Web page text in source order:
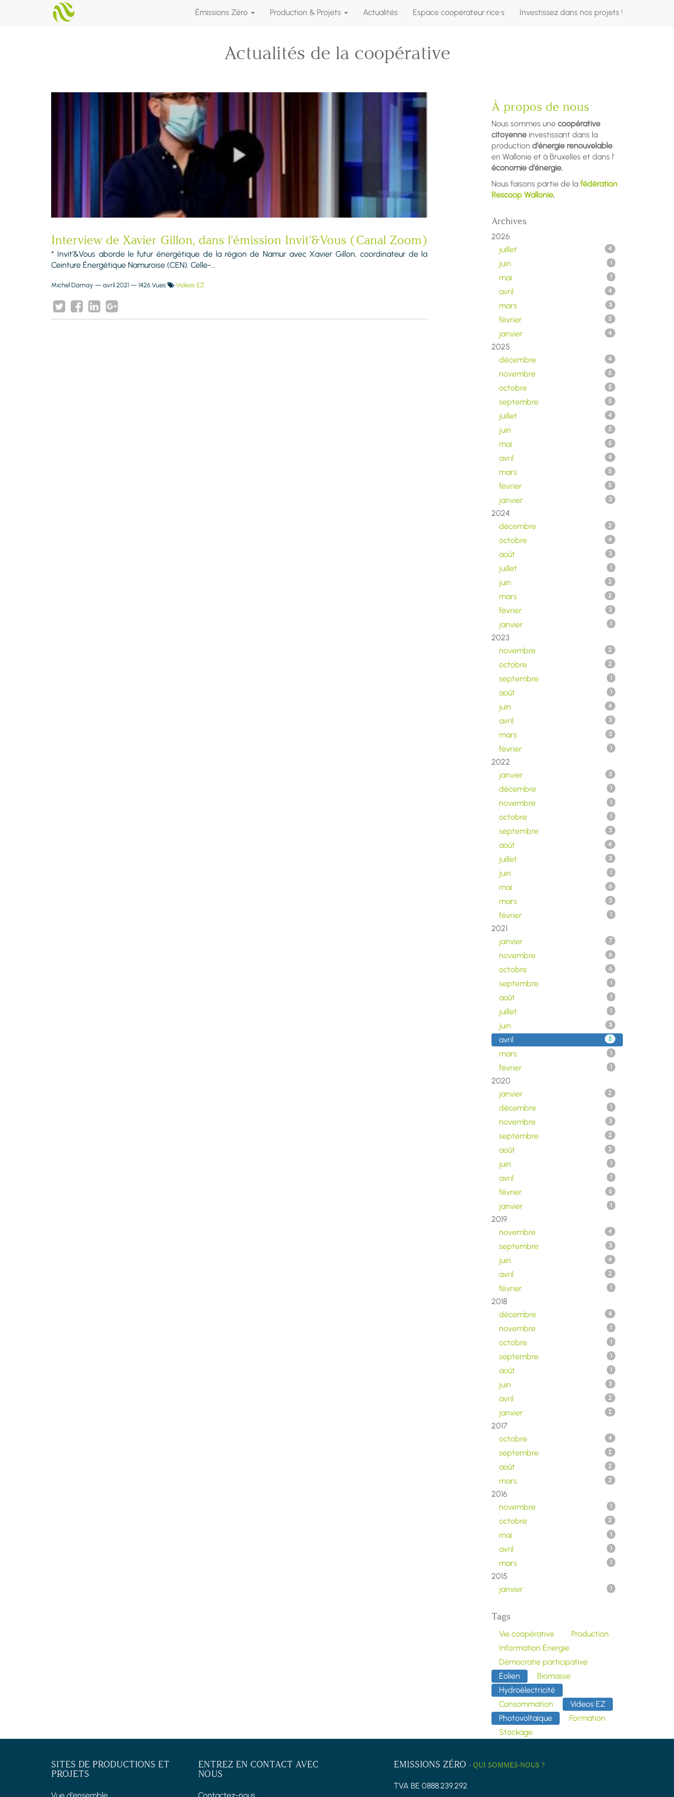
Émissions Zéro Production & Projets Actualités Espace coopérateur·rice·s Investissez dans nos projets !
Actualités de la coopérative
Interview de Xavier Gillon, dans l'émission Invit'&Vous (Canal Zoom)
* Invit'&Vous aborde le futur énergétique de la région de Namur avec Xavier Gillon, coordinateur de la
Ceinture Énergétique Namuroise (CEN). Celle-...
Michel Damay — avril 2021 — 1426 Vues Videos EZ
À propos de nous
Nous sommes une coopérative
citoyenne investissant dans la
production d'énergie renouvelable
en Wallonie et à Bruxelles et dans l'
économie d'énergie.
Nous faisons partie de la fédération
Rescoop Wallonie.
Archives
2026
juillet
4
juin 1
mai 1
avril 4
mars 3
février 5
janvier 4
2025
décembre
4
novembre 5
octobre 5
septembre 5
juillet 4
juin 5
mai 5
avril 4
mars 5
février 5
janvier 3
2024
décembre
2
octobre 4
août 3
juillet 1
juin 2
mars 2
février 3
janvier 1
2023
novembre
2
octobre 2
septembre 1
août 1
juin 4
avril 3
mars 3
février 1
2022
janvier
3
décembre 1
novembre 1
octobre 1
septembre 3
août 4
juillet 3
juin 1
mai 6
mars 3
février 1
2021
janvier
7
novembre 6
octobre 6
septembre 1
août 1
juillet 1
juin 3
avril 5
mars 1
février 1
2020
janvier
2
décembre 1
novembre 3
septembre 2
août 2
juin 1
avril 1
février 6
janvier 1
2019
novembre
4
septembre 3
juin 4
avril 2
février 1
2018
décembre
4
novembre 1
octobre 1
septembre 1
août 1
juin 3
avril 2
janvier 2
2017
octobre
4
septembre 2
août 2
mars 2
2016
novembre
1
octobre 2
mai 1
avril 1
mars 1
2015
janvier
1
Tags
Vie coopérative
Production
Information Énergie
Démocratie participative
Éolien
Biomasse
Hydroélectricité
Consommation
Videos EZ
Photovoltaïque
Formation
Stockage
SITES DE PRODUCTIONS ET
PROJETS
ENTREZ EN CONTACT AVEC
NOUS
EMISSIONS ZÉRO - QUI SOMMES-NOUS ?
TVA BE 0888.239.292